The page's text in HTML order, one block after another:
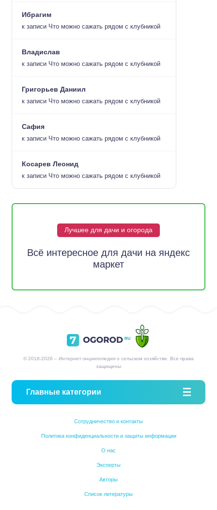
Ибрагим
к записи Что можно сажать рядом с клубникой
Владислав
к записи Что можно сажать рядом с клубникой
Григорьев Даниил
к записи Что можно сажать рядом с клубникой
Сафия
к записи Что можно сажать рядом с клубникой
Косарев Леонид
к записи Что можно сажать рядом с клубникой
Лучшее для дачи и огорода
Всё интересное для дачи на яндекс
маркет
© 2018-2026 – Интернет-энциклопедия о сельском хозяйстве. Все права
защищены
Главные категории
Сотрудничество и контакты
Политика конфиденциальности и защиты информации
О нас
Эксперты
Авторы
Список литературы